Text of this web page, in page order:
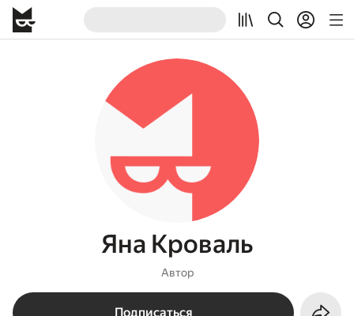
Яна Кроваль
Автор
Подписаться